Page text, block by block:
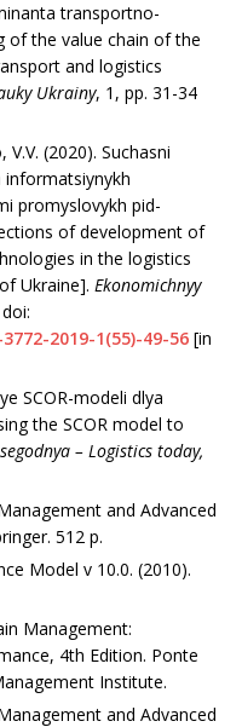
transportno-
of the value chain of the
and logistics
Ukrainy, 1, рр. 31-34
(2020). Suchasni
promyslovykh pid­
of development of
in the logistics
Ukraine]. Ekonomichnyy
2019-1(55)-49-56 [in
SCOR-modeli dlya
the SCOR model to
– Logistics today,
and Advanced
512 р.
Model v 10.0. (2010).
Management:
4th Edition. Ponte
Institute.
and Advanced